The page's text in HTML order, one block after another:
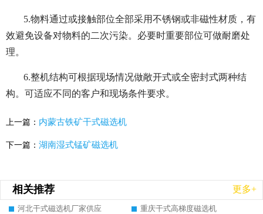
5.物料通过或接触部位全部采用不锈钢或非磁性材质，有
效避免设备对物料的二次污染。必要时重要部位可做耐磨处
理。
6.整机结构可根据现场情况做敞开式或全密封式两种结
构。可适应不同的客户和现场条件要求。
上一篇： 内蒙古铁矿干式磁选机
下一篇： 湖南湿式锰矿磁选机
相关推荐 更多+
河北干式磁选机厂家供应
重庆干式高梯度磁选机